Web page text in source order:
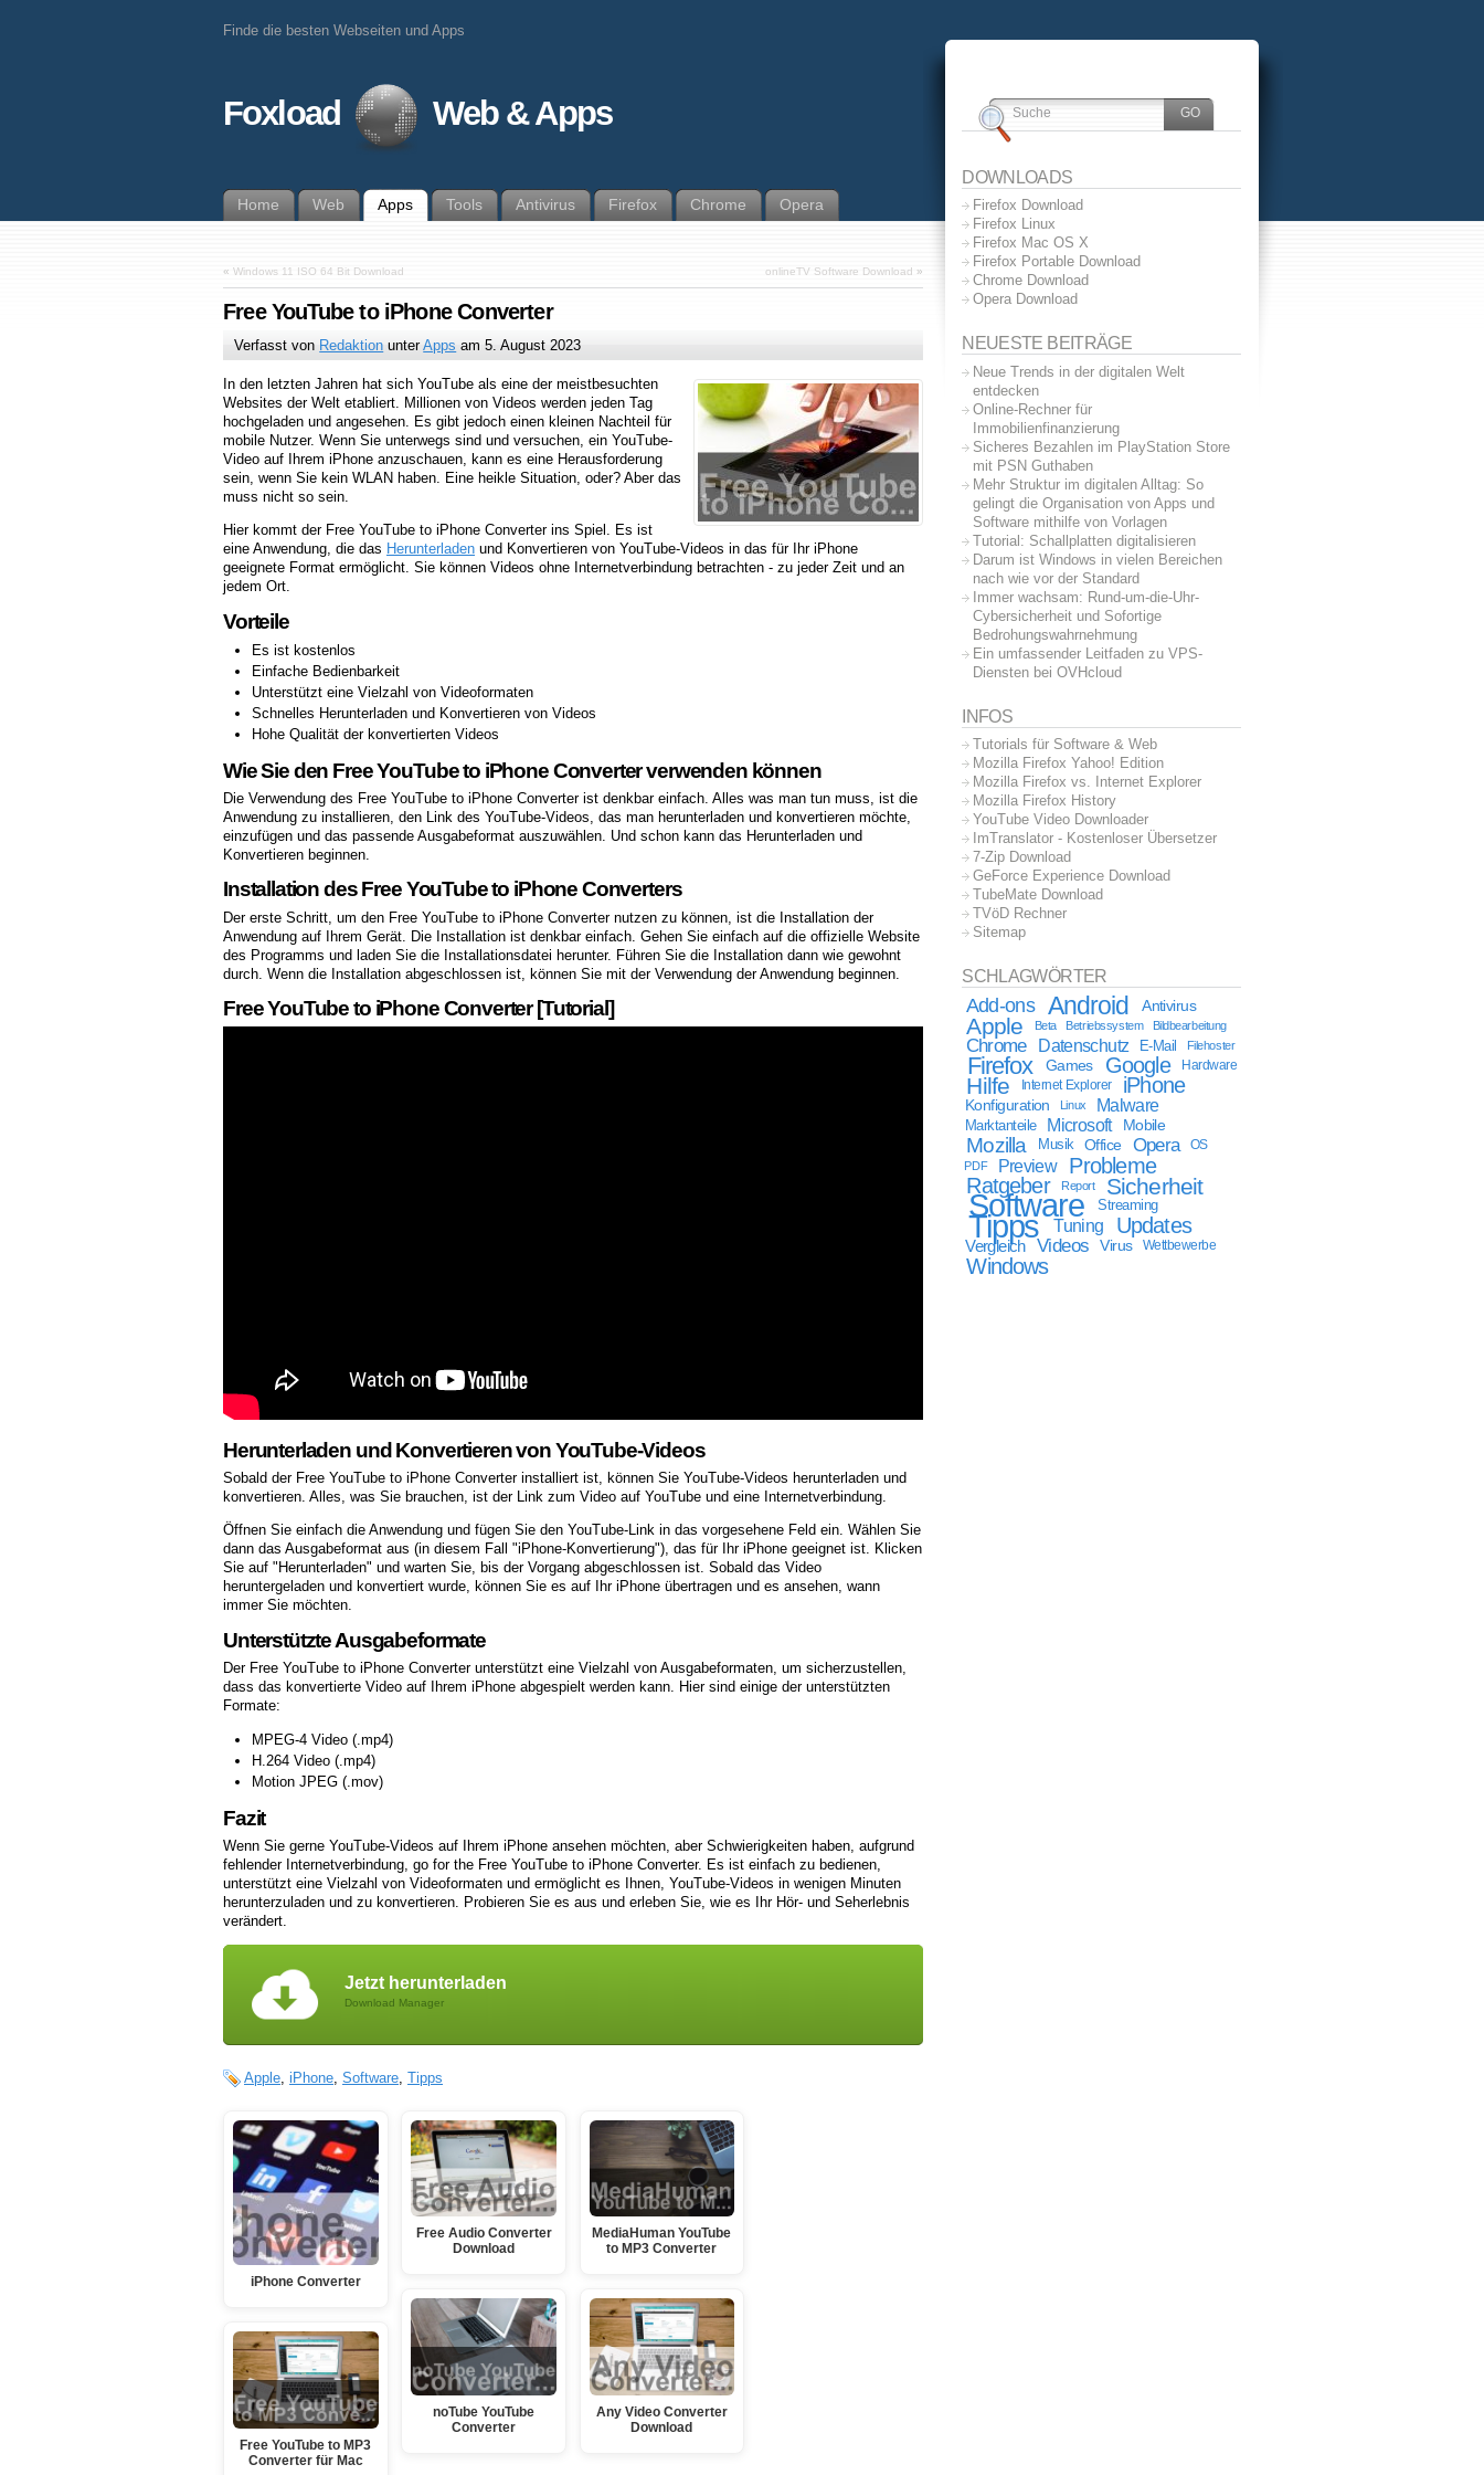
Finde die besten Webseiten und Apps
Foxload Web & Apps
Home Web Apps Tools Antivirus Firefox Chrome Opera
« Windows 11 ISO 64 Bit Download onlineTV Software Download »
Free YouTube to iPhone Converter
Verfasst von Redaktion unterApps am5. August 2023
In den letzten Jahren hat sich YouTube als eine der meistbesuchten
Websites der Welt etabliert. Millionen von Videos werden jeden Tag
hochgeladen und angesehen. Es gibt jedoch einen kleinen Nachteil für
mobile Nutzer. Wenn Sie unterwegs sind und versuchen, ein YouTube-
Video auf Ihrem iPhone anzuschauen, kann es eine Herausforderung
sein, wenn Sie kein WLAN haben. Eine heikle Situation, oder? Aber das
muss nicht so sein.
Hier kommt der Free YouTube to iPhone Converter ins Spiel. Es ist
eine Anwendung, die das Herunterladen und Konvertieren von YouTube-Videos in das für Ihr iPhone
geeignete Format ermöglicht. Sie können Videos ohne Internetverbindung betrachten - zu jeder Zeit und an
jedem Ort.
Vorteile
Es ist kostenlos
Einfache Bedienbarkeit
Unterstützt eine Vielzahl von Videoformaten
Schnelles Herunterladen und Konvertieren von Videos
Hohe Qualität der konvertierten Videos
Wie Sie den Free YouTube to iPhone Converter verwenden können
Die Verwendung des Free YouTube to iPhone Converter ist denkbar einfach. Alles was man tun muss, ist die
Anwendung zu installieren, den Link des YouTube-Videos, das man herunterladen und konvertieren möchte,
einzufügen und das passende Ausgabeformat auszuwählen. Und schon kann das Herunterladen und
Konvertieren beginnen.
Installation des Free YouTube to iPhone Converters
Der erste Schritt, um den Free YouTube to iPhone Converter nutzen zu können, ist die Installation der
Anwendung auf Ihrem Gerät. Die Installation ist denkbar einfach. Gehen Sie einfach auf die offizielle Website
des Programms und laden Sie die Installationsdatei herunter. Führen Sie die Installation dann wie gewohnt
durch. Wenn die Installation abgeschlossen ist, können Sie mit der Verwendung der Anwendung beginnen.
Free YouTube to iPhone Converter [Tutorial]
Herunterladen und Konvertieren von YouTube-Videos
Sobald der Free YouTube to iPhone Converter installiert ist, können Sie YouTube-Videos herunterladen und
konvertieren. Alles, was Sie brauchen, ist der Link zum Video auf YouTube und eine Internetverbindung.
Öffnen Sie einfach die Anwendung und fügen Sie den YouTube-Link in das vorgesehene Feld ein. Wählen Sie
dann das Ausgabeformat aus (in diesem Fall "iPhone-Konvertierung"), das für Ihr iPhone geeignet ist. Klicken
Sie auf "Herunterladen" und warten Sie, bis der Vorgang abgeschlossen ist. Sobald das Video
heruntergeladen und konvertiert wurde, können Sie es auf Ihr iPhone übertragen und es ansehen, wann
immer Sie möchten.
Unterstützte Ausgabeformate
Der Free YouTube to iPhone Converter unterstützt eine Vielzahl von Ausgabeformaten, um sicherzustellen,
dass das konvertierte Video auf Ihrem iPhone abgespielt werden kann. Hier sind einige der unterstützten
Formate:
MPEG-4 Video (.mp4)
H.264 Video (.mp4)
Motion JPEG (.mov)
Fazit
Wenn Sie gerne YouTube-Videos auf Ihrem iPhone ansehen möchten, aber Schwierigkeiten haben, aufgrund
fehlender Internetverbindung, go for the Free YouTube to iPhone Converter. Es ist einfach zu bedienen,
unterstützt eine Vielzahl von Videoformaten und ermöglicht es Ihnen, YouTube-Videos in wenigen Minuten
herunterzuladen und zu konvertieren. Probieren Sie es aus und erleben Sie, wie es Ihr Hör- und Seherlebnis
verändert.
Jetzt herunterladen
Download Manager
Apple iPhone Software Tipps
iPhone Converter
Free YouTube to MP3
Converter für Mac
Free Audio Converter
Download
noTube YouTube
Converter
MediaHuman YouTube
to MP3 Converter
Any Video Converter
Download
DOWNLOADS
Firefox Download
Firefox Linux
Firefox Mac OS X
Firefox Portable Download
Chrome Download
Opera Download
NEUESTE BEITRÄGE
Neue Trends in der digitalen Welt
entdecken
Online-Rechner für
Immobilienfinanzierung
Sicheres Bezahlen im PlayStation Store
mit PSN Guthaben
Mehr Struktur im digitalen Alltag: So
gelingt die Organisation von Apps und
Software mithilfe von Vorlagen
Tutorial: Schallplatten digitalisieren
Darum ist Windows in vielen Bereichen
nach wie vor der Standard
Immer wachsam: Rund-um-die-Uhr-
Cybersicherheit und Sofortige
Bedrohungswahrnehmung
Ein umfassender Leitfaden zu VPS-
Diensten bei OVHcloud
INFOS
Tutorials für Software & Web
Mozilla Firefox Yahoo! Edition
Mozilla Firefox vs. Internet Explorer
Mozilla Firefox History
YouTube Video Downloader
ImTranslator - Kostenloser Übersetzer
7-Zip Download
GeForce Experience Download
TubeMate Download
TVöD Rechner
Sitemap
SCHLAGWÖRTER
Add-ons Android Antivirus
Apple Beta Betriebssystem Bildbearbeitung
Chrome Datenschutz E-Mail Filehoster
Firefox Games Google Hardware
Hilfe Internet Explorer iPhone
Konfiguration Linux Malware
Marktanteile Microsoft Mobile
Mozilla Musik Office Opera
OS
PDF
Preview
Probleme
Ratgeber
Report Sicherheit
Software Streaming
Tipps Tuning Updates
Vergleich Videos Virus Wettbewerbe
Windows